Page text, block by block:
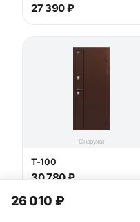
27 390 ₽
Снаружи
T-100
30 780 ₽
26 010 ₽